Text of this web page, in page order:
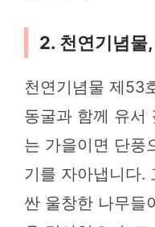
2. 천연기념물
천연기념물 제53
동굴과 함께 유서
는 가을이면 단풍
기를 자아냅니다.
싼 울창한 나무들